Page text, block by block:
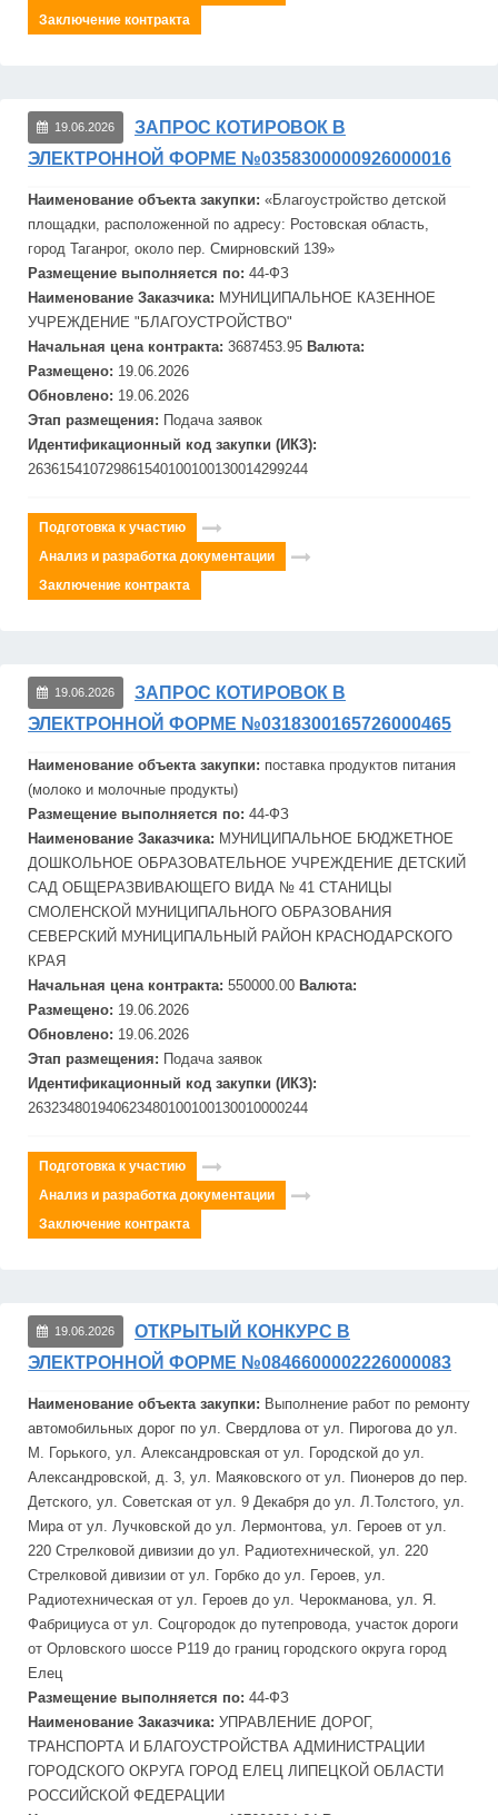
Заключение контракта
19.06.2026
ЗАПРОС КОТИРОВОК В
ЭЛЕКТРОННОЙ ФОРМЕ №0358300000926000016
Наименование объекта закупки: «Благоустройство детской
площадки, расположенной по адресу: Ростовская область,
город Таганрог, около пер. Смирновский 139»
Размещение выполняется по: 44-ФЗ
Наименование Заказчика: МУНИЦИПАЛЬНОЕ КАЗЕННОЕ
УЧРЕЖДЕНИЕ "БЛАГОУСТРОЙСТВО"
Начальная цена контракта: 3687453.95 Валюта:
Размещено: 19.06.2026
Обновлено: 19.06.2026
Этап размещения: Подача заявок
Идентификационный код закупки (ИКЗ):
263615410729861540100100130014299244
Подготовка к участию
Анализ и разработка документации
Заключение контракта
19.06.2026
ЗАПРОС КОТИРОВОК В
ЭЛЕКТРОННОЙ ФОРМЕ №0318300165726000465
Наименование объекта закупки: поставка продуктов питания
(молоко и молочные продукты)
Размещение выполняется по: 44-ФЗ
Наименование Заказчика: МУНИЦИПАЛЬНОЕ БЮДЖЕТНОЕ
ДОШКОЛЬНОЕ ОБРАЗОВАТЕЛЬНОЕ УЧРЕЖДЕНИЕ ДЕТСКИЙ
САД ОБЩЕРАЗВИВАЮЩЕГО ВИДА № 41 СТАНИЦЫ
СМОЛЕНСКОЙ МУНИЦИПАЛЬНОГО ОБРАЗОВАНИЯ
СЕВЕРСКИЙ МУНИЦИПАЛЬНЫЙ РАЙОН КРАСНОДАРСКОГО
КРАЯ
Начальная цена контракта: 550000.00 Валюта:
Размещено: 19.06.2026
Обновлено: 19.06.2026
Этап размещения: Подача заявок
Идентификационный код закупки (ИКЗ):
263234801940623480100100130010000244
Подготовка к участию
Анализ и разработка документации
Заключение контракта
19.06.2026
ОТКРЫТЫЙ КОНКУРС В
ЭЛЕКТРОННОЙ ФОРМЕ №0846600002226000083
Наименование объекта закупки: Выполнение работ по ремонту
автомобильных дорог по ул. Свердлова от ул. Пирогова до ул.
М. Горького, ул. Александровская от ул. Городской до ул.
Александровской, д. 3, ул. Маяковского от ул. Пионеров до пер.
Детского, ул. Советская от ул. 9 Декабря до ул. Л.Толстого, ул.
Мираот ул. Лучковской до ул. Лермонтова, ул. Героев от ул.
220 Стрелковой дивизии до ул. Радиотехнической, ул. 220
Стрелковой дивизии от ул. Горбко до ул. Героев, ул.
Радиотехническая от ул. Героев до ул. Черокманова, ул. Я.
Фабрициуса от ул. Соцгородок до путепровода, участок дороги
от Орловского шоссе Р119 до границ городского округа город
Елец
Размещение выполняется по: 44-ФЗ
Наименование Заказчика: УПРАВЛЕНИЕ ДОРОГ,
ТРАНСПОРТА И БЛАГОУСТРОЙСТВА АДМИНИСТРАЦИИ
ГОРОДСКОГО ОКРУГА ГОРОД ЕЛЕЦ ЛИПЕЦКОЙ ОБЛАСТИ
РОССИЙСКОЙ ФЕДЕРАЦИИ